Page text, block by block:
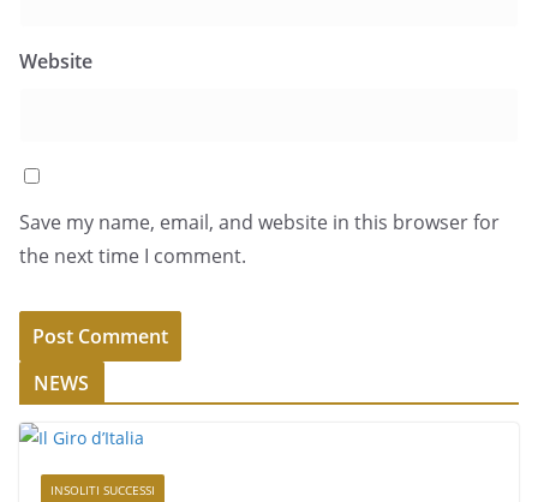
Website
Save my name, email, and website in this browser for
the next time I comment.
NEWS
INSOLITI SUCCESSI